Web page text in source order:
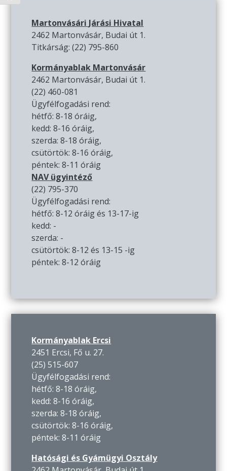
Martonvásári Járási Hivatal
2462 Martonvásár, Budai út 1.
Titkárság: (22) 795-860
Kormányablak Martonvásár
2462 Martonvásár, Budai út 1.
(22) 460-081
Ügyfélfogadási rend:
hétfő: 8-18 óráig,
kedd: 8-16 óráig,
szerda: 8-18 óráig,
csütörtök: 8-16 óráig,
péntek: 8-11 óráig
NAV ügyintéző
(22) 795-370
Ügyfélfogadási rend:
hétfő: 8-12 óráig és 13-17-ig
kedd: -
szerda: -
csütörtök: 8-12 és 13-15 -ig
péntek: 8-12 óráig
Kormányablak Ercsi
2451 Ercsi, Fő u. 27.
(25) 515-607
Ügyfélfogadási rend:
hétfő: 8-18 óráig,
kedd: 8-16 óráig,
szerda: 8-18 óráig,
csütörtök: 8-16 óráig,
péntek: 8-11 óráig
Hatósági és Gyámügyi Osztály